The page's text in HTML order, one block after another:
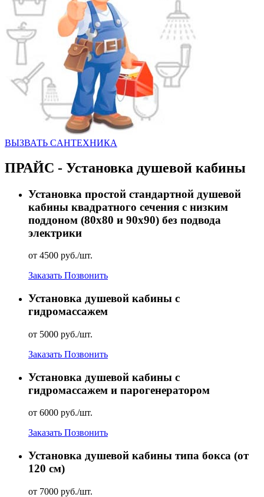
ВЫЗВАТЬ CАНТЕХНИКА
ПРАЙС - Установка душевой кабины
Установка простой стандартной душевой
кабины квадратного сечения с низким
поддоном (80х80 и 90х90) без подвода
электрики
от 4500 руб./шт.
Заказать Позвонить
Установка душевой кабины с
гидромассажем
от 5000 руб./шт.
Заказать Позвонить
Установка душевой кабины с
гидромассажем и парогенератором
от 6000 руб./шт.
Заказать Позвонить
Установка душевой кабины типа бокса (от
120 см)
от 7000 руб./шт.